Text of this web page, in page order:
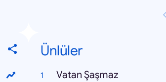
Ünlüler
Vatan Şaşmaz